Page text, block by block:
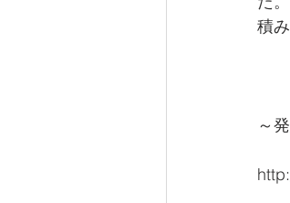
積
～